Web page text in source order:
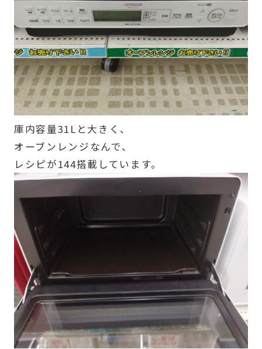
庫内容量31Lと大きく、
オーブンレンジなんで、
レシピが144搭載しています。